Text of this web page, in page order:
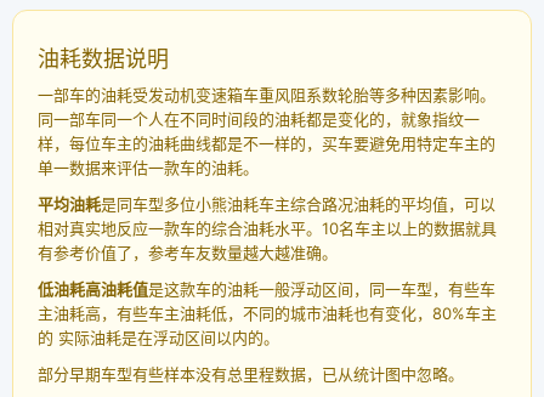
油耗数据说明
一部车的油耗受发动机变速箱车重风阻系数轮胎等多种因素影响。
同一部车同一个人在不同时间段的油耗都是变化的，就象指纹一
样，每位车主的油耗曲线都是不一样的，买车要避免用特定车主的
单一数据来评估一款车的油耗。
平均油耗是同车型多位小熊油耗车主综合路况油耗的平均值，可以
相对真实地反应一款车的综合油耗水平。10名车主以上的数据就具
有参考价值了，参考车友数量越大越准确。
低油耗高油耗值是这款车的油耗一般浮动区间，同一车型，有些车
主油耗高，有些车主油耗低，不同的城市油耗也有变化，80%车主
的 实际油耗是在浮动区间以内的。
部分早期车型有些样本没有总里程数据，已从统计图中忽略。